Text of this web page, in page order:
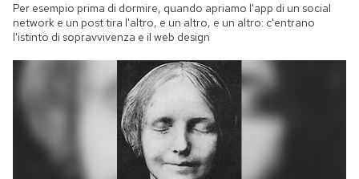
Per esempio prima di dormire, quando apriamo l'app di un social
network e un post tira l'altro, e un altro, e un altro: c'entrano
l'istinto di sopravvivenza e il web design